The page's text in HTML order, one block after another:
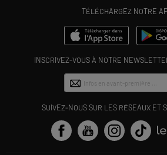
TÉLÉCHARGEZ NOTRE
INSCRIVEZ-VOUS À NOTRE
SUIVEZ-NOUS SUR LES RÉSEAUX ET